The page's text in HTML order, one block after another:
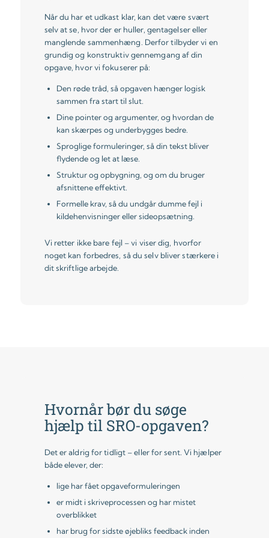
Når du har et udkast klar, kan det være svært
selv at se, hvor der er huller, gentagelser eller
manglende sammenhæng. Derfor tilbyder vi en
grundig og konstruktiv gennemgang af din
opgave, hvor vi fokuserer på:
Den røde tråd, så opgaven hænger logisk
sammen fra start til slut.
Dine pointer og argumenter, og hvordan de
kan skærpes og underbygges bedre.
Sproglige formuleringer, så din tekst bliver
flydende og let at læse.
Struktur og opbygning, og om du bruger
afsnittene effektivt.
Formelle krav, så du undgår dumme fejl i
kildehenvisninger eller sideopsætning.
Vi retter ikke bare fejl – vi viser dig, hvorfor
noget kan forbedres, så du selv bliver stærkere i
dit skriftlige arbejde.
Hvornår bør du søge
hjælp til SRO-opgaven?
Det er aldrig for tidligt – eller for sent. Vi hjælper
både elever, der:
lige har fået opgaveformuleringen
er midt i skriveprocessen og har mistet
overblikket
har brug for sidste øjebliks feedback inden